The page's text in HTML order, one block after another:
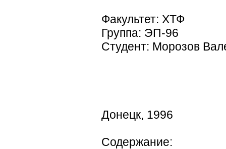
Факультет: ХТФ
Группа: ЭП-96
Студент: Морозов
Донецк, 1996
Содержание: